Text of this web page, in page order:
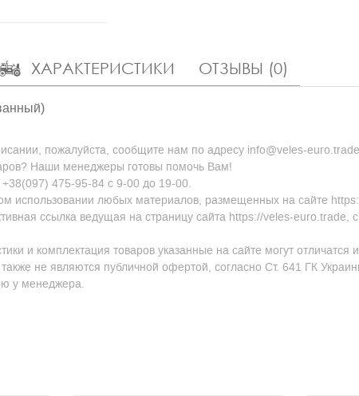
ХАРАКТЕРИСТИКИ ОТЗЫВЫ (0)
пожалуйста, сообщите нам по адресу info@veles-euro.trade
Наши менеджеры готовы помочь Вам!
475-95-84 с 9-00 до 19-00.
использовании любых материалов, размещенных на сайте
ссылка ведущая на страницу сайта https://veles-euro.trade,
и комплектация товаров указанные на сайте могут отличатся
не являются публичной офертой, согласно Ст. 641 ГК
у менеджера.